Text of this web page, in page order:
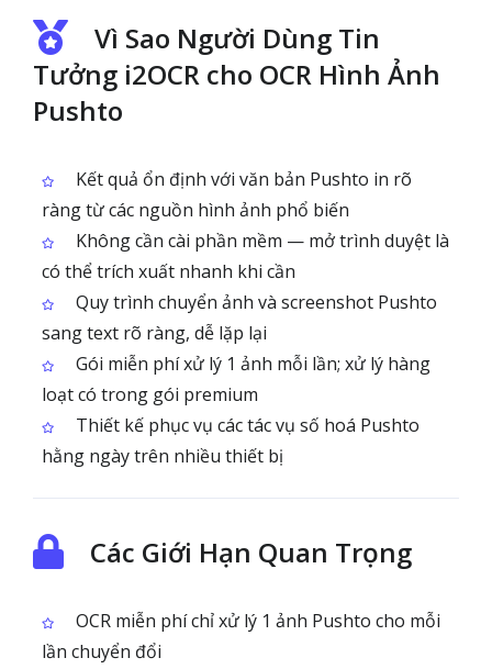
Vì Sao Người Dùng Tin
Tưởng i2OCR cho OCR Hình Ảnh
Pushto
Kết quả ổn định với văn bản Pushto in rõ
ràng từ các nguồn hình ảnh phổ biến
Không cần cài phần mềm — mở trình duyệt là
có thể trích xuất nhanh khi cần
Quy trình chuyển ảnh và screenshot Pushto
sang text rõ ràng, dễ lặp lại
Gói miễn phí xử lý 1 ảnh mỗi lần; xử lý hàng
loạt có trong gói premium
Thiết kế phục vụ các tác vụ số hoá Pushto
hằng ngày trên nhiều thiết bị
Các Giới Hạn Quan Trọng
OCR miễn phí chỉ xử lý 1 ảnh Pushto cho mỗi
lần chuyển đổi